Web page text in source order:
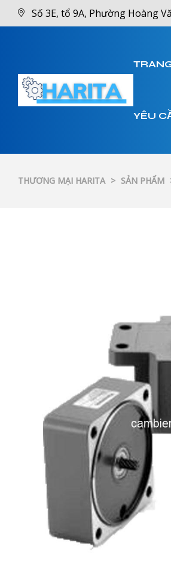
Số 3E, tổ 9A, Phường Hoàng
YÊU
THƯƠNG MẠI HARITA > SẢN PHẨM